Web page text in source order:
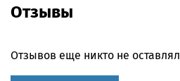
Отзывы
Отзывов еще никто не оставлял